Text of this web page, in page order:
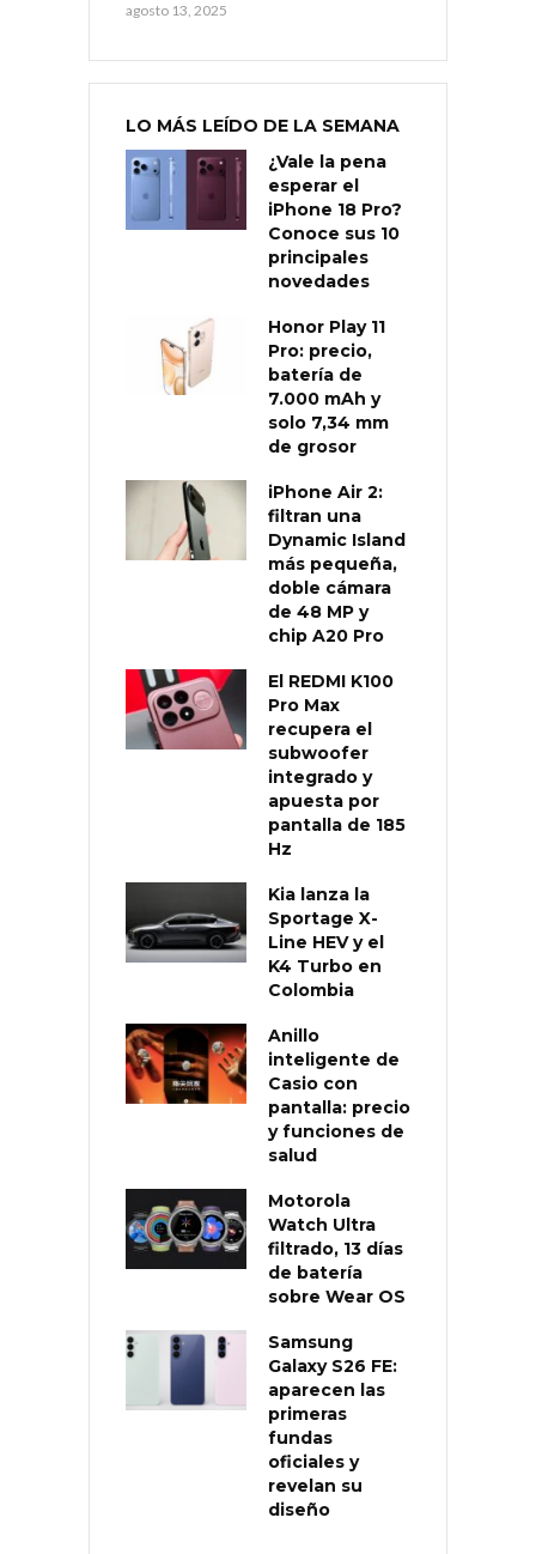
agosto 13, 2025
LO MÁS LEÍDO DE LA SEMANA
¿Vale la pena
esperar el
iPhone 18 Pro?
Conoce sus 10
principales
novedades
Honor Play 11
Pro: precio,
batería de
7.000 mAh y
solo 7,34 mm
de grosor
iPhone Air 2:
filtran una
Dynamic Island
más pequeña,
doble cámara
de 48 MP y
chip A20 Pro
El REDMI K100
Pro Max
recupera el
subwoofer
integrado y
apuesta por
pantalla de 185
Hz
Kia lanza la
Sportage X-
Line HEV y el
K4 Turbo en
Colombia
Anillo
inteligente de
Casio con
pantalla: precio
y funciones de
salud
Motorola
Watch Ultra
filtrado, 13 días
de batería
sobre Wear OS
Samsung
Galaxy S26 FE:
aparecen las
primeras
fundas
oficiales y
revelan su
diseño